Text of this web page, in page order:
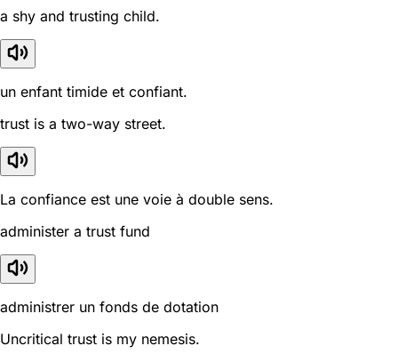
a shy and trusting child.
un enfant timide et confiant.
trust is a two-way street.
La confiance est une voie à double sens.
administer a trust fund
administrer un fonds de dotation
Uncritical trust is my nemesis.